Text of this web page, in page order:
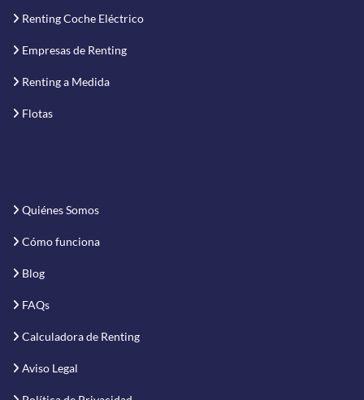
Renting Coche Eléctrico
Empresas de Renting
Renting a Medida
Flotas
Quiénes Somos
Cómo funciona
Blog
FAQs
Calculadora de Renting
Aviso Legal